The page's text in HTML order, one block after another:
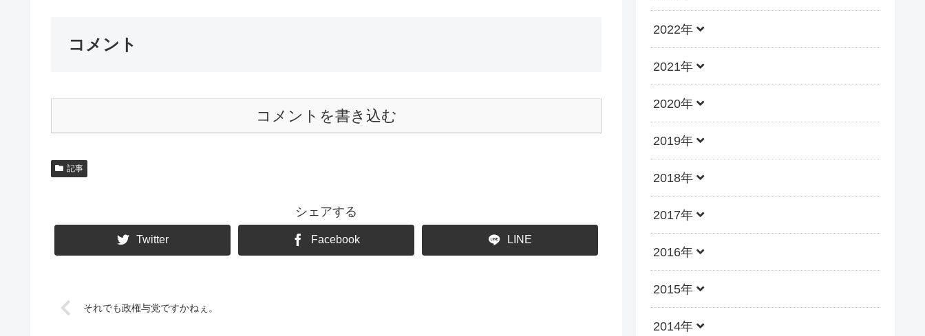
コメント
コメントを書き込む
記事
シェアする
Twitter Facebook LINE
それでも政権与党ですかねぇ。
2022年
2021年
2020年
2019年
2018年
2017年
2016年
2015年
2014年